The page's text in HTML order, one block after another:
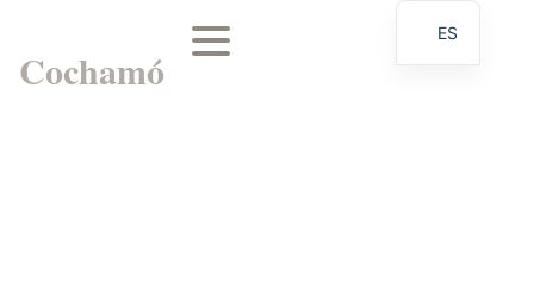
Cochamó
ES